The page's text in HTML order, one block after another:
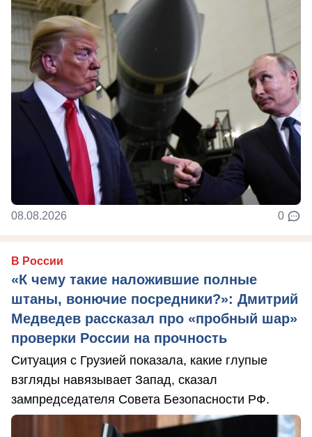
08.08.2026 0
В России
«К чему такие наложившие полные
штаны, вонючие посредники?»: Дмитрий
Медведев рассказал про «пробный шар»
проверки России на прочность
Ситуация с Грузией показала, какие глупые
взгляды навязывает Запад, сказал
зампредседателя Совета Безопасности РФ.